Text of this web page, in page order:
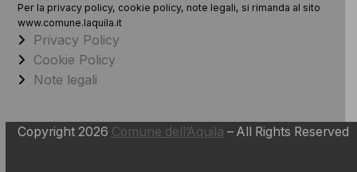
Per la privacy policy, cookie policy, note legali, si rimanda al sito
www.comune.laquila.it
Privacy Policy
Cookie Policy
Note legali
Copyright 2026 Comune dell’Aquila – All Rights Reserved